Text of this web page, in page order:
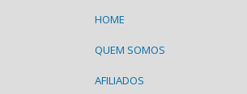
HOME
QUEM SOMOS
AFILIADOS